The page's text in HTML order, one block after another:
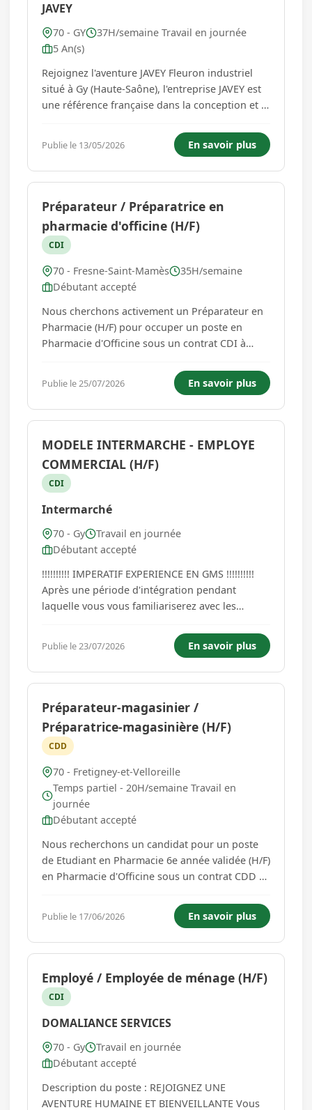
JAVEY
70 - GY
37H/semaine Travail en journée
5 An(s)
Rejoignez l'aventure JAVEY Fleuron industriel
situé à Gy (Haute-Saône), l'entreprise JAVEY est
une référence française dans la conception et la
l'habitat, l'industrie et le commerce. Alliant
savoir-faire artisanal et outils de production de
pointe, no...
Publie le 13/05/2026 En savoir plus
Préparateur / Préparatrice en
pharmacie d'officine (H/F)
CDI
70 - Fresne-Saint-Mamès
35H/semaine
Débutant accepté
Nous cherchons activement un Préparateur en
Pharmacie (H/F) pour occuper un poste en
Pharmacie d'Officine sous un contrat CDI à
MAMèS (70130 , Bourgogne-Franche-Comté -
France). Qualifications requises Obligatoire :
Brevet Professionnel de Préparate...
Publie le 25/07/2026 En savoir plus
MODELE INTERMARCHE - EMPLOYE
COMMERCIAL (H/F)
CDI
Intermarché
70 - Gy
Travail en journée
Débutant accepté
!!!!!!!!!! IMPERATIF EXPERIENCE EN GMS !!!!!!!!!!
Après une période d'intégration pendant
laquelle vous vous familiariserez avec les
dans le rayon, vous serez responsable de votre
périmètre. À l'écoute des besoins clients, vous
disposerez les p...
Publie le 23/07/2026 En savoir plus
Préparateur-magasinier /
Préparatrice-magasinière (H/F)
CDD
70 - Fretigney-et-Velloreille
Temps partiel - 20H/semaine Travail en
journée
Débutant accepté
Nous recherchons un candidat pour un poste
de Etudiant en Pharmacie 6e année validée (H/F)
en Pharmacie d'Officine sous un contrat CDD à
VELLOREILLE (70130 , Bourgogne-Franche-
Comté - France). Qualifications requises Avoir
validé la 6éme Année d...
Publie le 17/06/2026 En savoir plus
Employé / Employée de ménage (H/F)
CDI
DOMALIANCE SERVICES
70 - Gy
Travail en journée
Débutant accepté
Description du poste : REJOIGNEZ UNE
AVENTURE HUMAINE ET BIENVEILLANTE Vous